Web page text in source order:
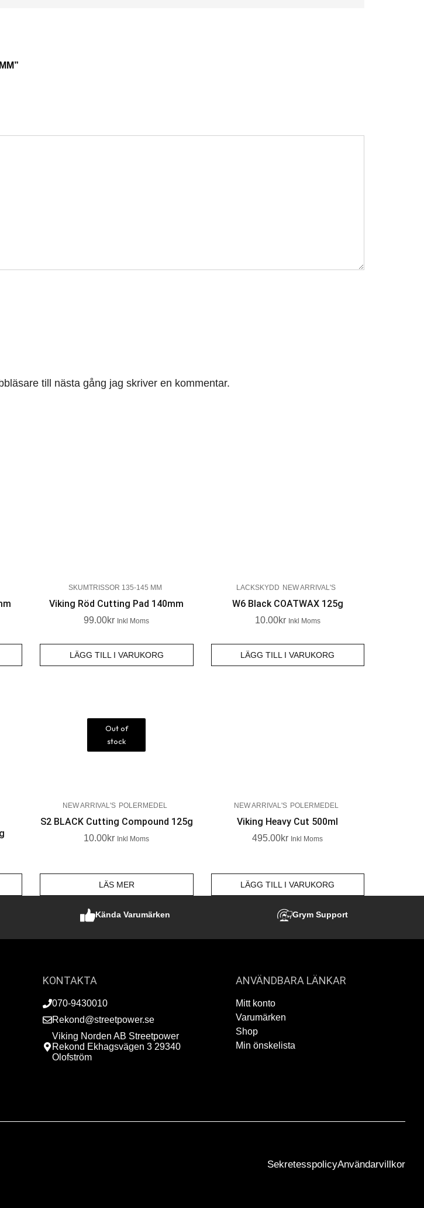
till nästa gång jag skriver en kommentar.
SKUMTRISSOR 135-145 MM
Viking Röd Cutting Pad 140mm
99.00Kr Inkl Moms
LÄGG TILL I VARUKORG
LACKSKYDD NEW ARRIVAL'S
W6 Black COATWAX 125g
10.00Kr Inkl Moms
LÄGG TILL I VARUKORG
Out of
stock
NEW ARRIVAL'S POLERMEDEL
S2 BLACK Cutting Compound 125g
10.00Kr Inkl Moms
LÄS MER
NEW ARRIVAL'S POLERMEDEL
Viking Heavy Cut 500ml
495.00Kr Inkl Moms
LÄGG TILL I VARUKORG
Kända Varumärken Grym Support
KONTAKTA
070-9430010
Rekond@streetpower.se
Viking Norden AB Streetpower
Rekond Ekhagsvägen 3 29340
Olofström
ANVÄNDBARA LÄNKAR
Mitt konto
Varumärken
Shop
Min önskelista
SekretesspolicyAnvändarvillkor